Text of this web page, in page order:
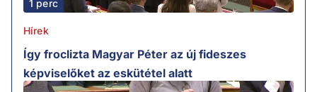
1 perc
Hírek
Így froclizta Magyar Péter az új fideszes
képviselőket az eskütétel alatt